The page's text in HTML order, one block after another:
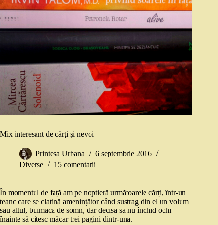
Mix interesant de cărți și nevoi
Printesa Urbana
6 septembrie 2016
Diverse
15 comentarii
În momentul de față am pe noptieră următoarele cărți, într-un
teanc care se clatină amenințător când sustrag din el un volum
sau altul, buimacă de somn, dar decisă să nu închid ochi
înainte să citesc măcar trei pagini dintr-una.